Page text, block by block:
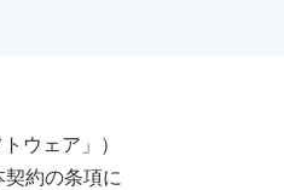
ウェア」）
約の条項に